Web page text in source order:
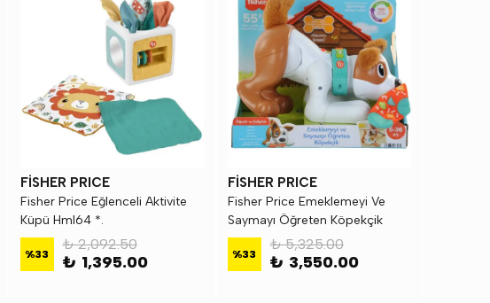
FİSHER PRICE
Fisher Price Eğlenceli Aktivite
Küpü Hml64 *.
%33
₺ 2,092.50
₺ 1,395.00
FİSHER PRICE
Fisher Price Emeklemeyi Ve
Saymayı Öğreten Köpekçik
%33
₺ 5,325.00
₺ 3,550.00